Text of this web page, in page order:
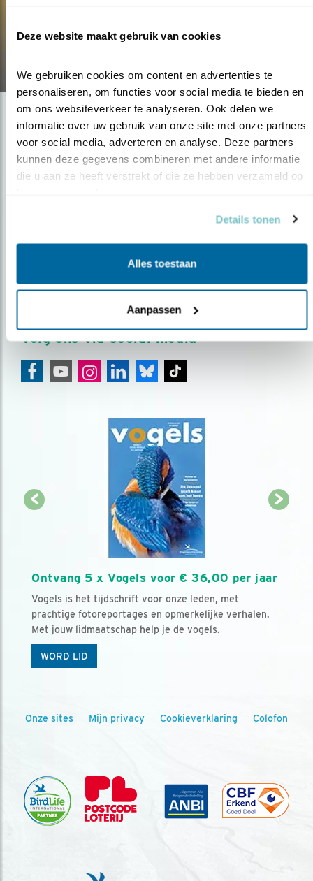
Deze website maakt gebruik van cookies
We gebruiken cookies om content en advertenties te
personaliseren, om functies voor social media te bieden en
om ons websiteverkeer te analyseren. Ook delen we
informatie over uw gebruik van onze site met onze partners
voor social media, adverteren en analyse. Deze partners
kunnen deze gegevens combineren met andere informatie
die u aan ze heeft verstrekt of die ze hebben verzameld op
Details tonen
Alles toestaan
Aanpassen
EEN BRUTE SCHOONHEID
over vogels en activiteiten van Vogelbescherming.
AANMELDEN VOGELNIEUWS
Volg ons via social media
Ontvang 5 x Vogels voor € 36,00 per jaar
Vogels is het tijdschrift voor onze leden, met
prachtige fotoreportages en opmerkelijke verhalen.
Met jouw lidmaatschap help je de vogels.
WORD LID
Onze sites Mijn privacy Cookieverklaring Colofon